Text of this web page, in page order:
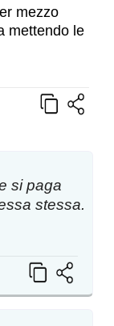
mezzo
mettendo le
si paga
stessa.